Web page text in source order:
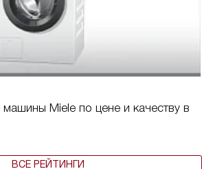
Miele по цене и качеству в
ВСЕ РЕЙТИНГИ